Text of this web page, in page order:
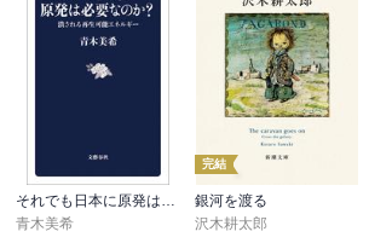
それでも日本に原発は必要なのか？ 潰される再生可能エネルギー
青木美希
完結
銀河を渡る
沢木耕太郎